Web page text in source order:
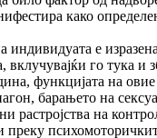
како
индивидуата е
вклучувајќи го тука и
функцијата на
барањето на
растројства на
преку